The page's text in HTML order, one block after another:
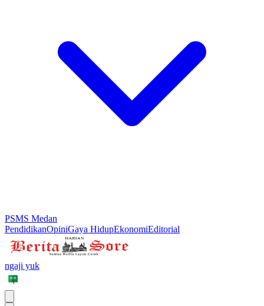
PSMS Medan
PendidikanOpiniGaya HidupEkonomiEditorial
ngaji yuk